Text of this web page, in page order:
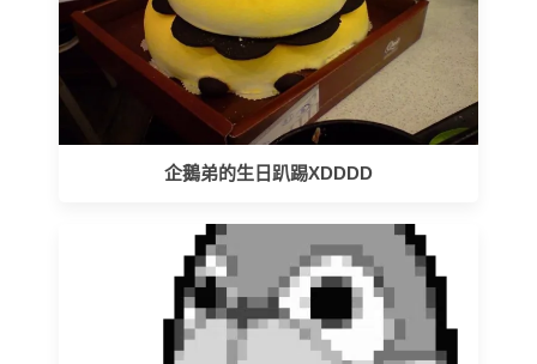
企鵝弟的生日趴踢XDDDD